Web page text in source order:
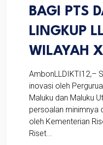
BAGI PTS
LINGKUP
WILAYAH
AmbonLLDIKTI12,–
inovasi oleh
Maluku dan Maluku
persoalan minimnya
oleh Kementerian
Riset...